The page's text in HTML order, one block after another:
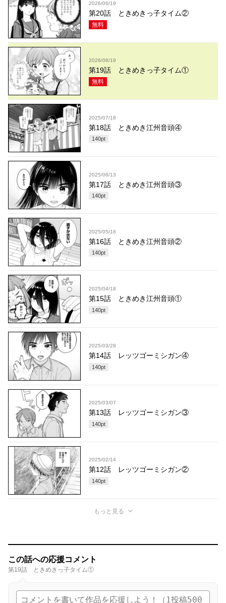
2026/06/19
第20話 ときめきっ子タイム②
無料
2026/06/19
第19話 ときめきっ子タイム①
無料
2025/07/18
第18話 ときめき江州音頭④
140pt
2025/06/13
第17話 ときめき江州音頭③
140pt
2025/05/16
第16話 ときめき江州音頭②
140pt
2025/04/18
第15話 ときめき江州音頭①
140pt
2025/03/28
第14話 レッツゴーミシガン④
140pt
2025/03/07
第13話 レッツゴーミシガン③
140pt
2025/02/14
第12話 レッツゴーミシガン②
140pt
もっと見る
この話への応援コメント
第19話 ときめきっ子タイム①